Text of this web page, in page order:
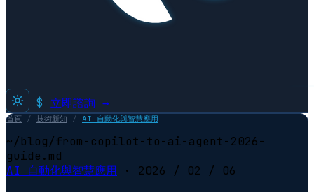
$ 立即諮詢 →
首頁 / 技術新知 / AI 自動化與智慧應用
~/blog/from-copilot-to-ai-agent-2026-
guide.md
AI 自動化與智慧應用 · 2026 / 02 / 06